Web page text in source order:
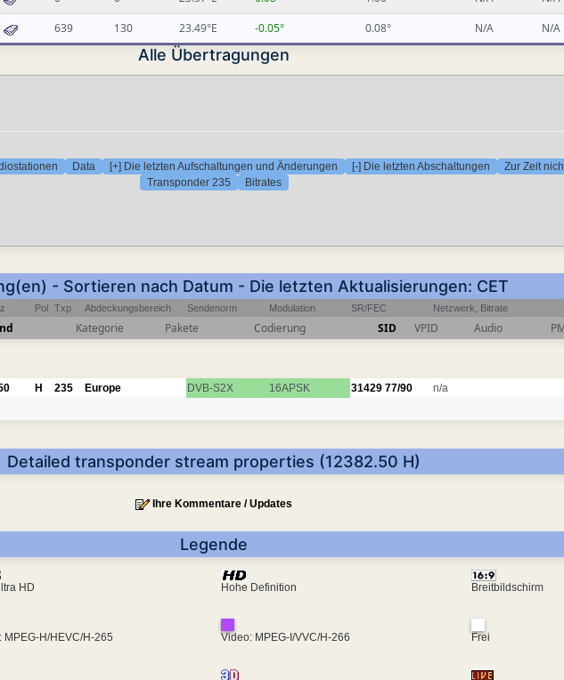
639 130 23.49°E -0.05° 0.08° N/A N/A
Alle Übertragungen
Data [+] Die letzten Aufschaltungen und Änderungen [-] Die letzten Abschaltungen
Zur Zeit
Transponder 235
Bitrates
- Sortieren nach Datum - Die letzten Aktualisierungen: CET
Pol Txp Abdeckungsbereich Sendenorm Modulation SR/FEC Netzwerk, Bitrate
Kategorie Pakete Codierung SID VPID Audio
H 235 Europe DVB-S2X 16APSK 31429 77/90 n/a
Detailed transponder stream properties (12382.50 H)
Ihre Kommentare / Updates
Legende
HD Hohe Definition Breitbildschirm
MPEG-H/HEVC/H-265 Video: MPEG-I/VVC/H-266 Frei